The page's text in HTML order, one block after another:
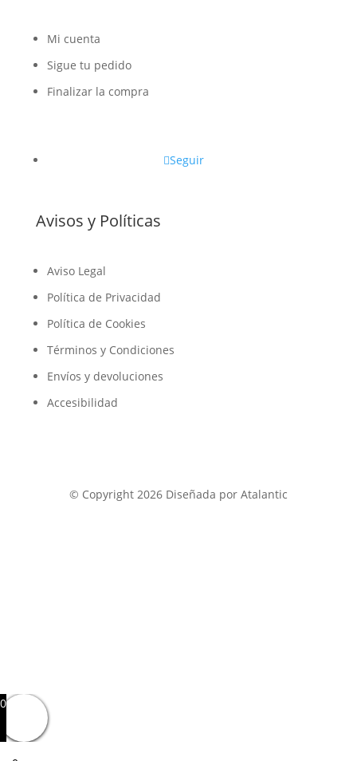
Mi cuenta
Sigue tu pedido
Finalizar la compra
Seguir
Avisos y Políticas
Aviso Legal
Política de Privacidad
Política de Cookies
Términos y Condiciones
Envíos y devoluciones
Accesibilidad
© Copyright 2026 Diseñada por Atalantic
0